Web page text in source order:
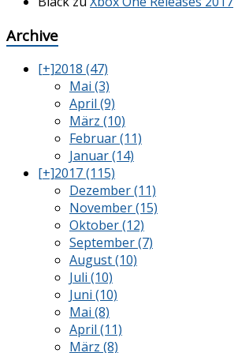
Archive
[+]2018 (47)
Mai (3)
April (9)
März (10)
Februar (11)
Januar (14)
[+]2017 (115)
Dezember (11)
November (15)
Oktober (12)
September (7)
August (10)
Juli (10)
Juni (10)
Mai (8)
April (11)
März (8)